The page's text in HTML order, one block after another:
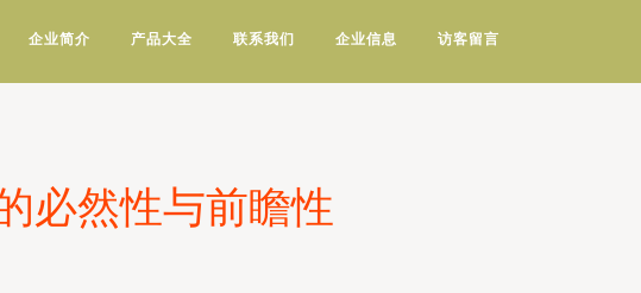
企业简介 产品大全 联系我们 企业信息 访客留言
必然性与前瞻性